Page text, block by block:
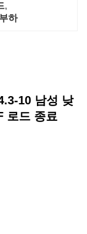
,
하
10 남성 낮
로드 종료